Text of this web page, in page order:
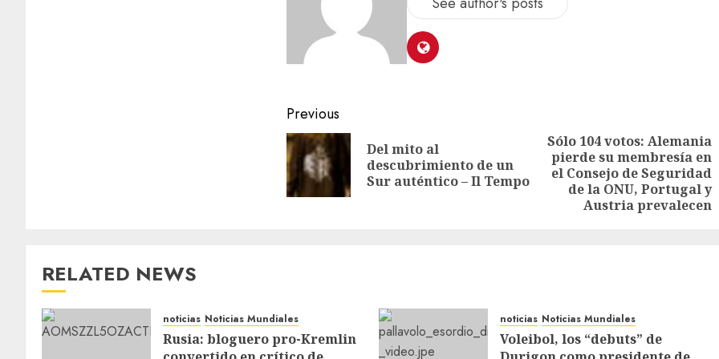
Previous
Del mito al
descubrimiento de un
Sur auténtico – Il Tempo
Sólo 104 votos: Alemania
pierde su membresía en
el Consejo de Seguridad
de la ONU, Portugal y
Austria prevalecen
RELATED NEWS
noticias Noticias Mundiales
Rusia: bloguero pro-Kremlin
noticias Noticias Mundiales
Voleibol, los “debuts” de